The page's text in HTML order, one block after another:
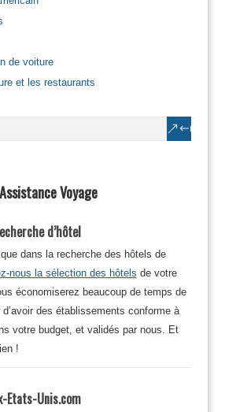
de voiture
et les restaurants
Assistance Voyage
d’hôtel
dans la recherche des hôtels de
nous la sélection des hôtels de votre
économiserez beaucoup de temps de
des établissements conforme à
votre budget, et validés par nous. Et
!
Etats-Unis.com